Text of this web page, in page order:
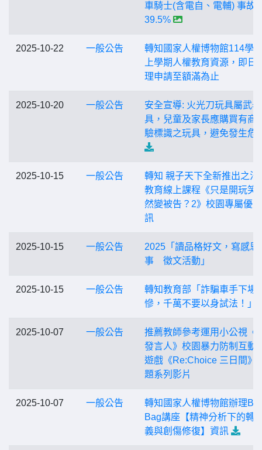
車騎士(含電自、電輔) 事故
39.5%
2025-10-22 一般公告
轉知國家人權博物館114學
上學期人權教育資源，即日
理申請至額滿為止
2025-10-20 一般公告
安全宣導: 火光刀玩具屬武
具，兒童及家長應購買有商
驗標識之玩具，避免發生危
2025-10-15 一般公告
轉知 親子天下全新推出之法
教育線上課程《只是開玩笑
然變被告？2》校園專屬優
訊
2025-10-15 一般公告
2025「讀品格好文，寫感恩
事 徵文活動」
2025-10-15 一般公告
轉知教育部「詐騙車手下場
慘，千萬不要以身試法！」
2025-10-07 一般公告
推薦教師參考運用小公視《
發言人》校園暴力防制互動
遊戲《Re:Choice 三日間》
題系列影片
2025-10-07 一般公告
轉知國家人權博物館辦理
Bag講座【精神分析下的轉
義與創傷修復】資訊